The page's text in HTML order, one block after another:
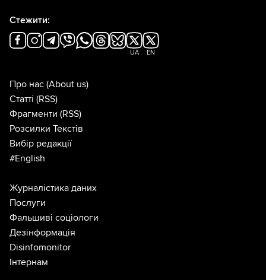
Стежити:
UA EN
Про нас (About us)
Статті (RSS)
Фрагменти (RSS)
Розсилки Текстів
Вибір редакції
#English
Журналістика даних
Послуги
Фальшиві соціологи
Дезінформація
Disinfomonitor
Інтернам